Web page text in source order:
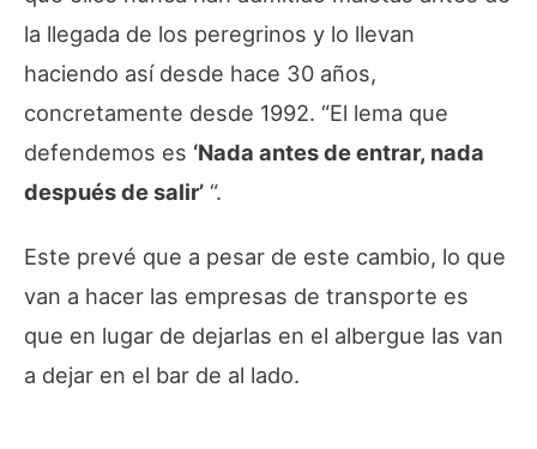
la llegada de los peregrinos y lo llevan
haciendo así desde hace 30 años,
concretamente desde 1992. “El lema que
defendemos es ‘Nada antes de entrar, nada
después de salir’ “.
Este prevé que a pesar de este cambio, lo que
van a hacer las empresas de transporte es
que en lugar de dejarlas en el albergue las van
a dejar en el bar de al lado.